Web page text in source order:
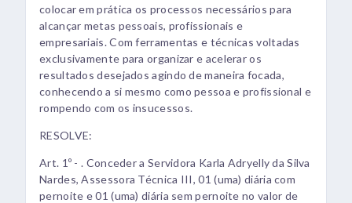
colocar em prática os processos necessários para
alcançar metas pessoais, profissionais e
empresariais. Com ferramentas e técnicas voltadas
exclusivamente para organizar e acelerar os
resultados desejados agindo de maneira focada,
conhecendo a si mesmo como pessoa e profissional e
rompendo com os insucessos.
RESOLVE:
Art. 1º - . Conceder a Servidora Karla Adryelly da Silva
Nardes, Assessora Técnica III, 01 (uma) diária com
pernoite e 01 (uma) diária sem pernoite no valor de